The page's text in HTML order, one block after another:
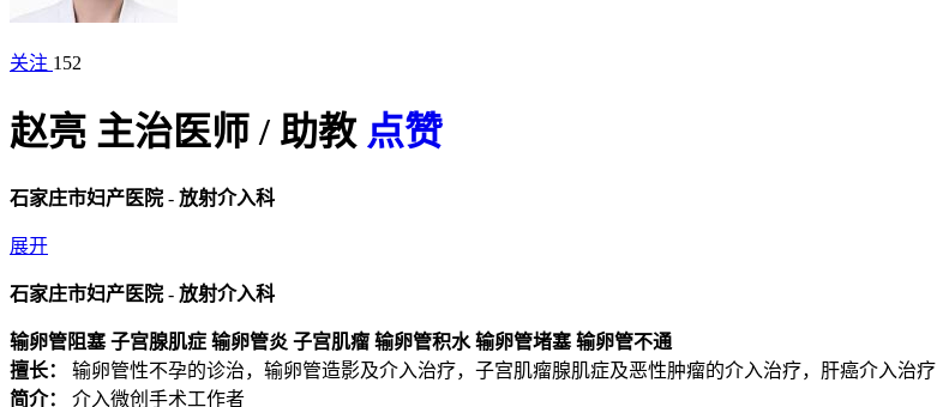
关注 152
赵亮 主治医师 / 助教 点赞
石家庄市妇产医院 - 放射介入科
展开
石家庄市妇产医院 - 放射介入科
输卵管阻塞 子宫腺肌症 输卵管炎 子宫肌瘤 输卵管积水 输卵管堵塞 输卵管不通
擅长：
输卵管性不孕的诊治，输卵管造影及介入治疗，子宫肌瘤腺肌症及恶性肿瘤的介入治疗，肝癌介入治疗
简介：
介入微创手术工作者